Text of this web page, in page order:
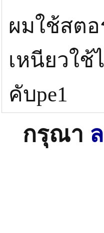
ผมใช้สตอ
เหนียวใช้
คับpe1
กรุณา